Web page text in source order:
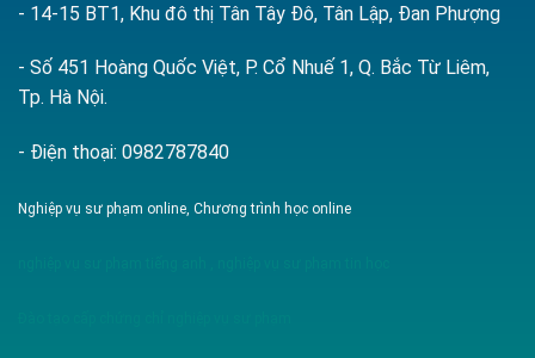
- 14-15 BT1, Khu đô thị Tân Tây Đô, Tân Lập, Đan Phượng
- Số 451 Hoàng Quốc Việt, P. Cổ Nhuế 1, Q. Bắc Từ Liêm,
Tp. Hà Nội.
- Điện thoại: 0982787840
Nghiệp vụ sư phạm online, Chương trình học online